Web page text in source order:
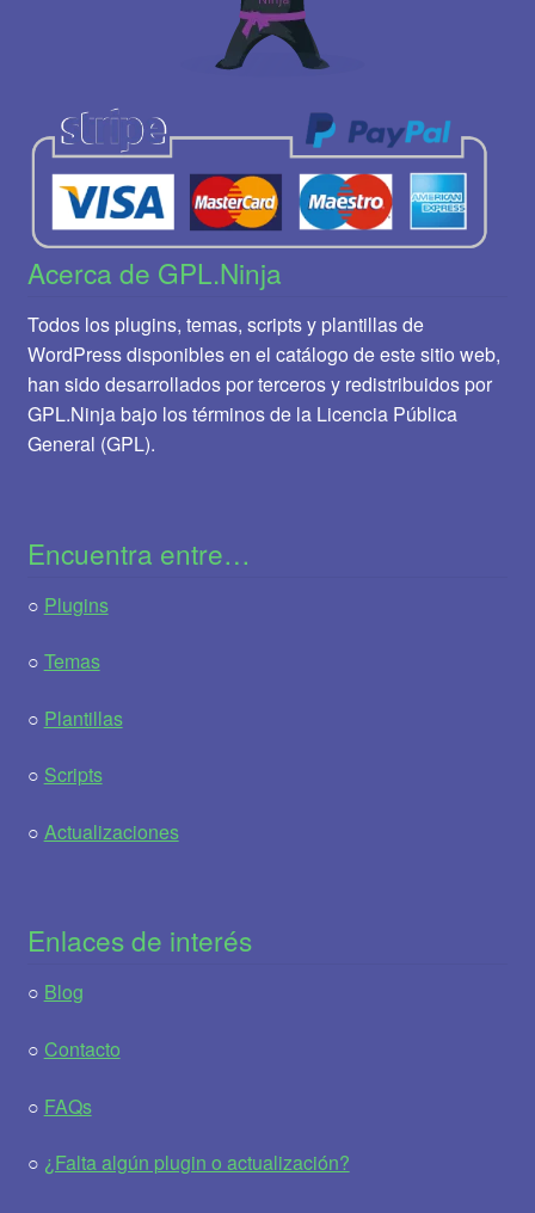
Acerca de GPL.Ninja
Todos los plugins, temas, scripts y plantillas de
WordPress disponibles en el catálogo de este sitio web,
han sido desarrollados por terceros y redistribuidos por
GPL.Ninja bajo los términos de la Licencia Pública
General (GPL).
Encuentra entre…
○ Plugins
○ Temas
○ Plantillas
○ Scripts
○ Actualizaciones
Enlaces de interés
○ Blog
○ Contacto
○ FAQs
○ ¿Falta algún plugin o actualización?